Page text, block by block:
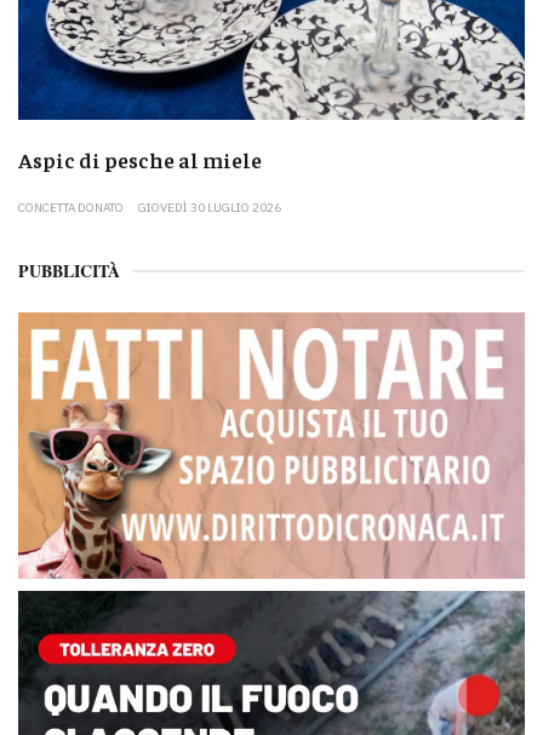
Aspic di pesche al miele
CONCETTA DONATO GIOVEDÌ 30 LUGLIO 2026
PUBBLICITÀ